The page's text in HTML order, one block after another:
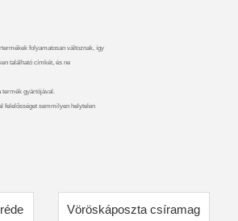
folyamatosan változnak, így
található címkét, és ne
termék gyártójával.
felelősséget semmilyen helytelen
Vöröskáposzta csíramag